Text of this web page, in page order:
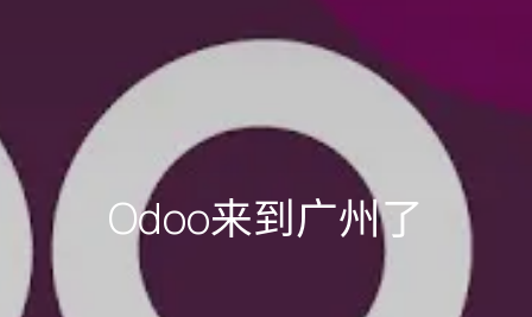
Odoo来到广州了